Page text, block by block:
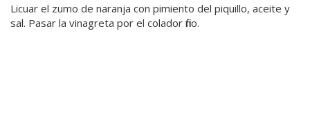
Licuar el zumo de naranja con pimiento del piquillo, aceite y
sal. Pasar la vinagreta por el colador fino.